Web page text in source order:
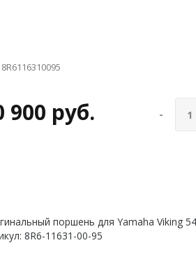
900 руб. -
поршень для Yamaha Viking
8R6-11631-00-95